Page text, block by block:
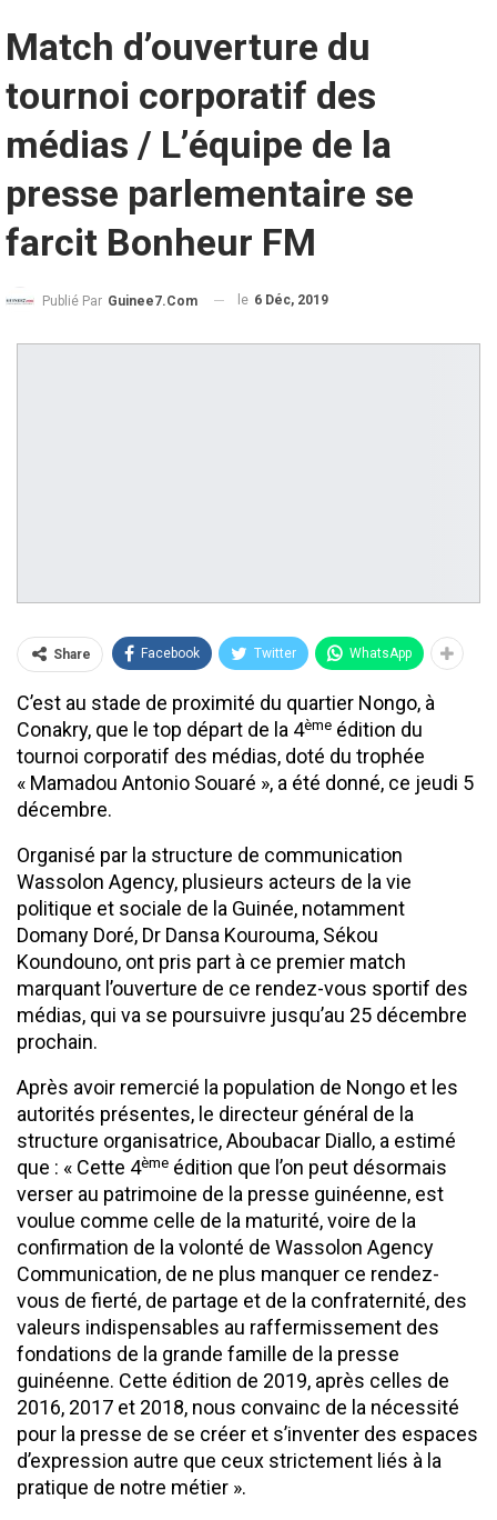
Match d’ouverture du
tournoi corporatif des
médias / L’équipe de la
presse parlementaire se
farcit Bonheur FM
Publié Par Guinee7.com le 6 Déc, 2019
Share Facebook Twitter WhatsApp
C’est au stade de proximité du quartier Nongo, à
Conakry, que le top départ de la 4ème édition du
tournoi corporatif des médias, doté du trophée
« Mamadou Antonio Souaré », a été donné, ce jeudi 5
décembre.
Organisé par la structure de communication
Wassolon Agency, plusieurs acteurs de la vie
politique et sociale de la Guinée, notamment
Domany Doré, Dr Dansa Kourouma, Sékou
Koundouno, ont pris part à ce premier match
marquant l’ouverture de ce rendez-vous sportif des
médias, qui va se poursuivre jusqu’au 25 décembre
prochain.
Après avoir remercié la population de Nongo et les
autorités présentes, le directeur général de la
structure organisatrice, Aboubacar Diallo, a estimé
que : « Cette 4ème édition que l’on peut désormais
verser au patrimoine de la presse guinéenne, est
voulue comme celle de la maturité, voire de la
confirmation de la volonté de Wassolon Agency
Communication, de ne plus manquer ce rendez-
vous de fierté, de partage et de la confraternité, des
valeurs indispensables au raffermissement des
fondations de la grande famille de la presse
guinéenne. Cette édition de 2019, après celles de
2016, 2017 et 2018, nous convainc de la nécessité
pour la presse de se créer et s’inventer des espaces
d’expression autre que ceux strictement liés à la
pratique de notre métier ».